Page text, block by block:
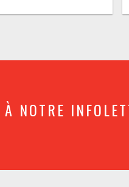
NOTRE